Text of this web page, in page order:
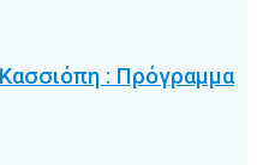
: Πρόγραμμα